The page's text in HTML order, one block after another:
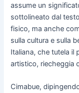
assume un
sottolineato dal
fisico, ma anche
sulla cultura e sulla
Italiana, che tutela il
artistico, riecheggia
Cimabue,